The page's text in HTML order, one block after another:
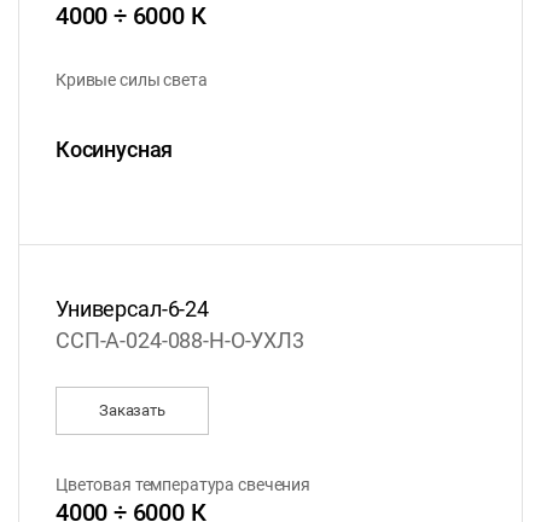
4000 ÷ 6000 К
Кривые силы света
Косинусная
Универсал-6-24
ССП-А-024-088-Н-О-УХЛ3
Заказать
Цветовая температура свечения
4000 ÷ 6000 К